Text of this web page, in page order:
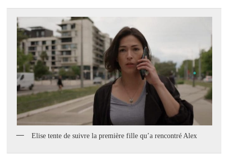
Elise tente de suivre la première fille qu’a rencontré Alex